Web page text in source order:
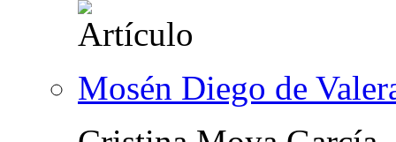
Mosén Diego de